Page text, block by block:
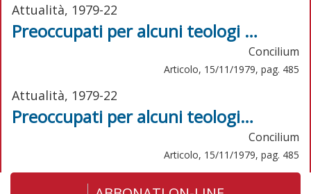
Attualità, 1979-22
Preoccupati per alcuni teologi …
Concilium
Articolo, 15/11/1979, pag. 485
Attualità, 1979-22
Preoccupati per alcuni teologi…
Concilium
Articolo, 15/11/1979, pag. 485